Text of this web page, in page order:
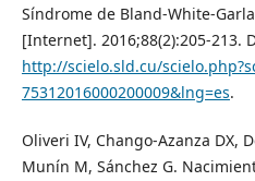
Síndrome de Bland-White-
[Internet]. 2016;88(2):205-213.
http://scielo.sld.cu/
75312016000200009&lng=es.
Oliveri IV, Chango-Azanza DX,
Munín M, Sánchez G.